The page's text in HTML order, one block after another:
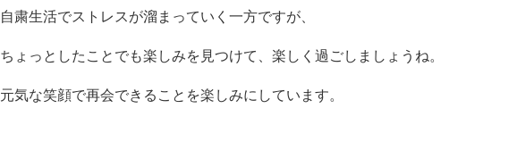
自粛生活でストレスが溜まっていく一方ですが、
ちょっとしたことでも楽しみを見つけて、楽しく過ごしましょうね。
元気な笑顔で再会できることを楽しみにしています。